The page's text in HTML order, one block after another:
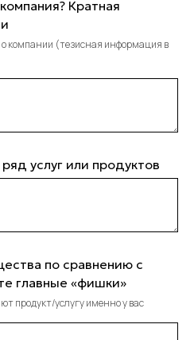
Кратная
компании (тезисная информация в
услуг или продуктов
по сравнению с
главные «фишки»
продукт/услугу именно у вас